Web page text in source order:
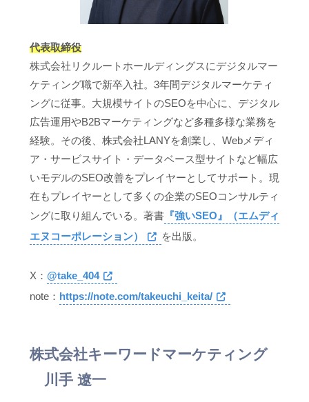
代表取締役
株式会社リクルートホールディングスにデジタルマー
ケティング職で新卒入社。3年間デジタルマーケティ
ングに従事。大規模サイトのSEOを中心に、デジタル
広告運用やB2Bマーケティングなど多種多様な業務を
経験。その後、株式会社LANYを創業し、Webメディ
ア・サービスサイト・データベース型サイトなど幅広
いモデルのSEO改善をプレイヤーとしてサポート。現
在もプレイヤーとして多くの企業のSEOコンサルティ
ングに取り組んでいる。著書『強いSEO』（エムディ
エヌコーポレーション）
を出版。
X： @take_404
note： https://note.com/takeuchi_keita/
株式会社キーワードマーケティング
川手 遼一